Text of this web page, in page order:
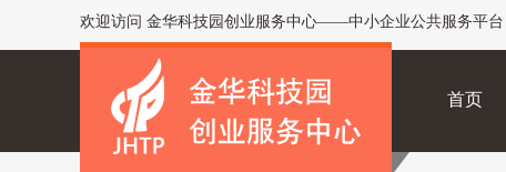
欢迎访问 金华科技园创业服务中心——中小企业公共服务平台
首页